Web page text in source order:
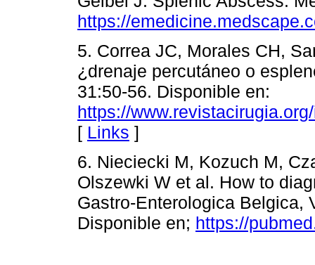
https://
5. Correa JC, Morales CH,
¿drenaje percutáneo o
31:50-56. Disponible en:
https://
[ Links ]
6. Nieciecki M, Kozuch M,
Olszewki W et al. How to
Gastro-Enterologica Belgica,
Disponible en; https://